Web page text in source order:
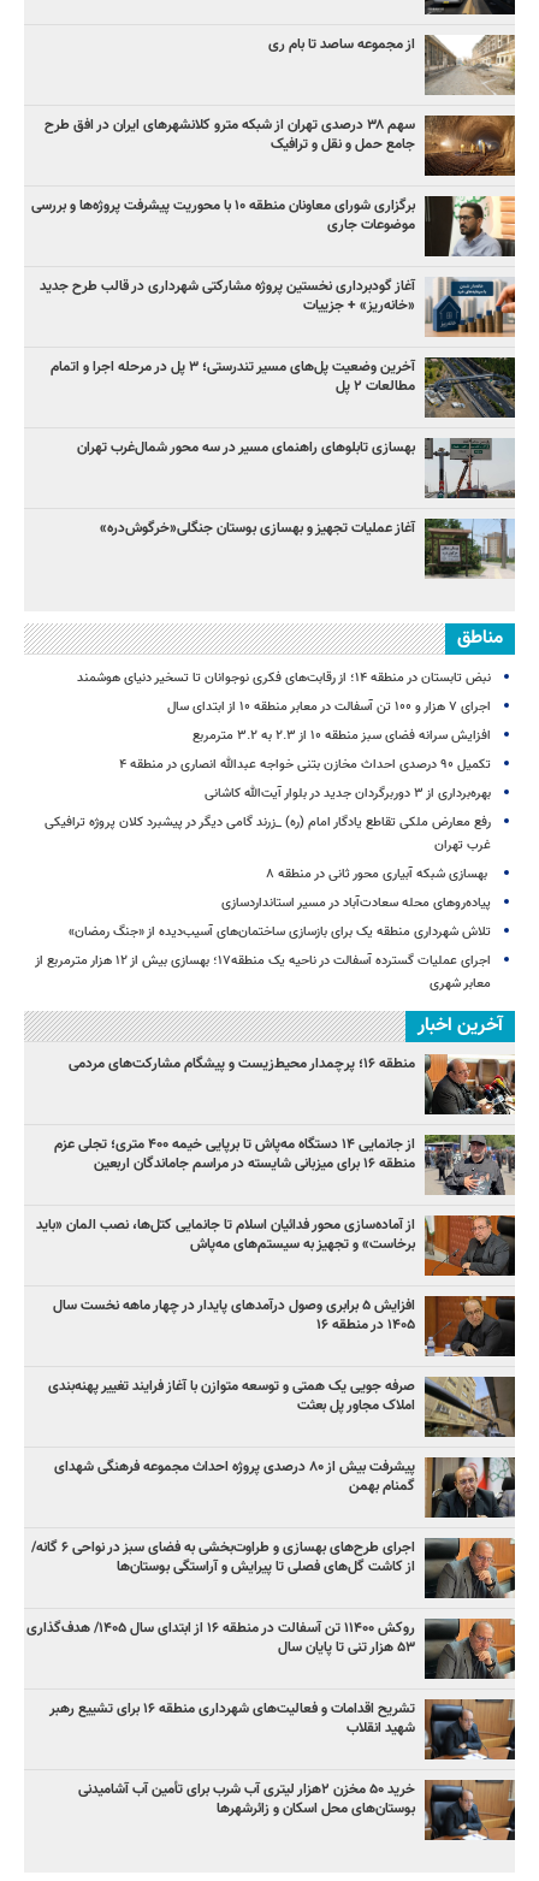
از مجموعه ساصد تا بام ری
سهم ۳۸ درصدی تهران از شبکه مترو کلانشهرهای ایران در افق طرح
جامع حمل و نقل و ترافیک
برگزاری شورای معاونان منطقه ۱۰ با محوریت پیشرفت پروژه‌ها و بررسی
موضوعات جاری
آغاز گودبرداری نخستین پروژه مشارکتی شهرداری در قالب طرح جدید
«خانه‌ریز» + جزییات
آخرین وضعیت پل‌های مسیر تندرستی؛ ۳ پل در مرحله اجرا و اتمام
مطالعات ۲ پل
بهسازی تابلوهای راهنمای مسیر در سه محور شمال‌غرب تهران
آغاز عملیات تجهیز و بهسازی بوستان جنگلی«خرگوش‌دره»
مناطق
نبض تابستان در منطقه ۱۴؛ از رقابت‌های فکری نوجوانان تا تسخیر دنیای هوشمند
اجرای ۷ هزار و ۱۰۰ تن آسفالت در معابر منطقه ۱۰ از ابتدای سال
افزایش سرانه فضای سبز منطقه ۱۰ از ۲.۳ به ۳.۲ مترمربع
تکمیل ۹۰ درصدی احداث مخازن بتنی خواجه عبدالله انصاری در منطقه ۴
بهره‌برداری از ۳ دوربرگردان جدید در بلوار آیت‌الله کاشانی
رفع معارض ملکی تقاطع یادگار امام (ره) _زرند گامی دیگر در پیشبرد کلان پروژه‌ ترافیکی
غرب تهران
بهسازی شبکه آبیاری محور ثانی در منطقه ۸
پیاده‌روهای محله سعادت‌آباد در مسیر استانداردسازی
تلاش شهرداری منطقه یک برای بازسازی ساختمان‌های آسیب‌دیده از «جنگ رمضان»
اجرای عملیات گسترده آسفالت در ناحیه یک منطقه۱۷؛ بهسازی بیش از ۱۲ هزار مترمربع از
معابر شهری
آخرین اخبار
منطقه ۱۶؛ پرچمدار محیط‌زیست و پیشگام مشارکت‌های مردمی
از جانمایی ۱۴ دستگاه مه‌پاش تا برپایی خیمه ۴۰۰ متری؛ تجلی عزم
منطقه ۱۶ برای میزبانی شایسته در مراسم جاماندگان اربعین
از آماده‌سازی محور فدائیان اسلام تا جانمایی کتل‌ها، نصب المان «باید
برخاست» و تجهیز به سیستم‌های مه‌پاش
افزایش ۵ برابری وصول درآمدهای پایدار در چهار ماهه نخست سال
۱۴۰۵ در منطقه ۱۶
صرفه جویی یک همتی و توسعه متوازن با آغاز فرایند تغییر پهنه‌بندی
املاک مجاور پل بعثت
پیشرفت بیش از ۸۰ درصدی پروژه احداث مجموعه فرهنگی شهدای
گمنام بهمن
اجرای طرح‌های بهسازی و طراوت‌بخشی به فضای سبز در نواحی ۶ گانه/
از کاشت گل‌های فصلی تا پیرایش و آراستگی بوستان‌ها
روکش ۱۱۴۰۰ تن آسفالت در منطقه ۱۶ از ابتدای سال ۱۴۰۵/ هدف‌گذاری
۵۳ هزار تنی تا پایان سال
تشریح اقدامات و فعالیت‌های شهرداری منطقه ۱۶ برای تشییع رهبر
شهید انقلاب
خرید ۵۰ مخزن ۲هزار لیتری آب شرب برای تأمین آب آشامیدنی
بوستان‌های محل اسکان و زائرشهرها